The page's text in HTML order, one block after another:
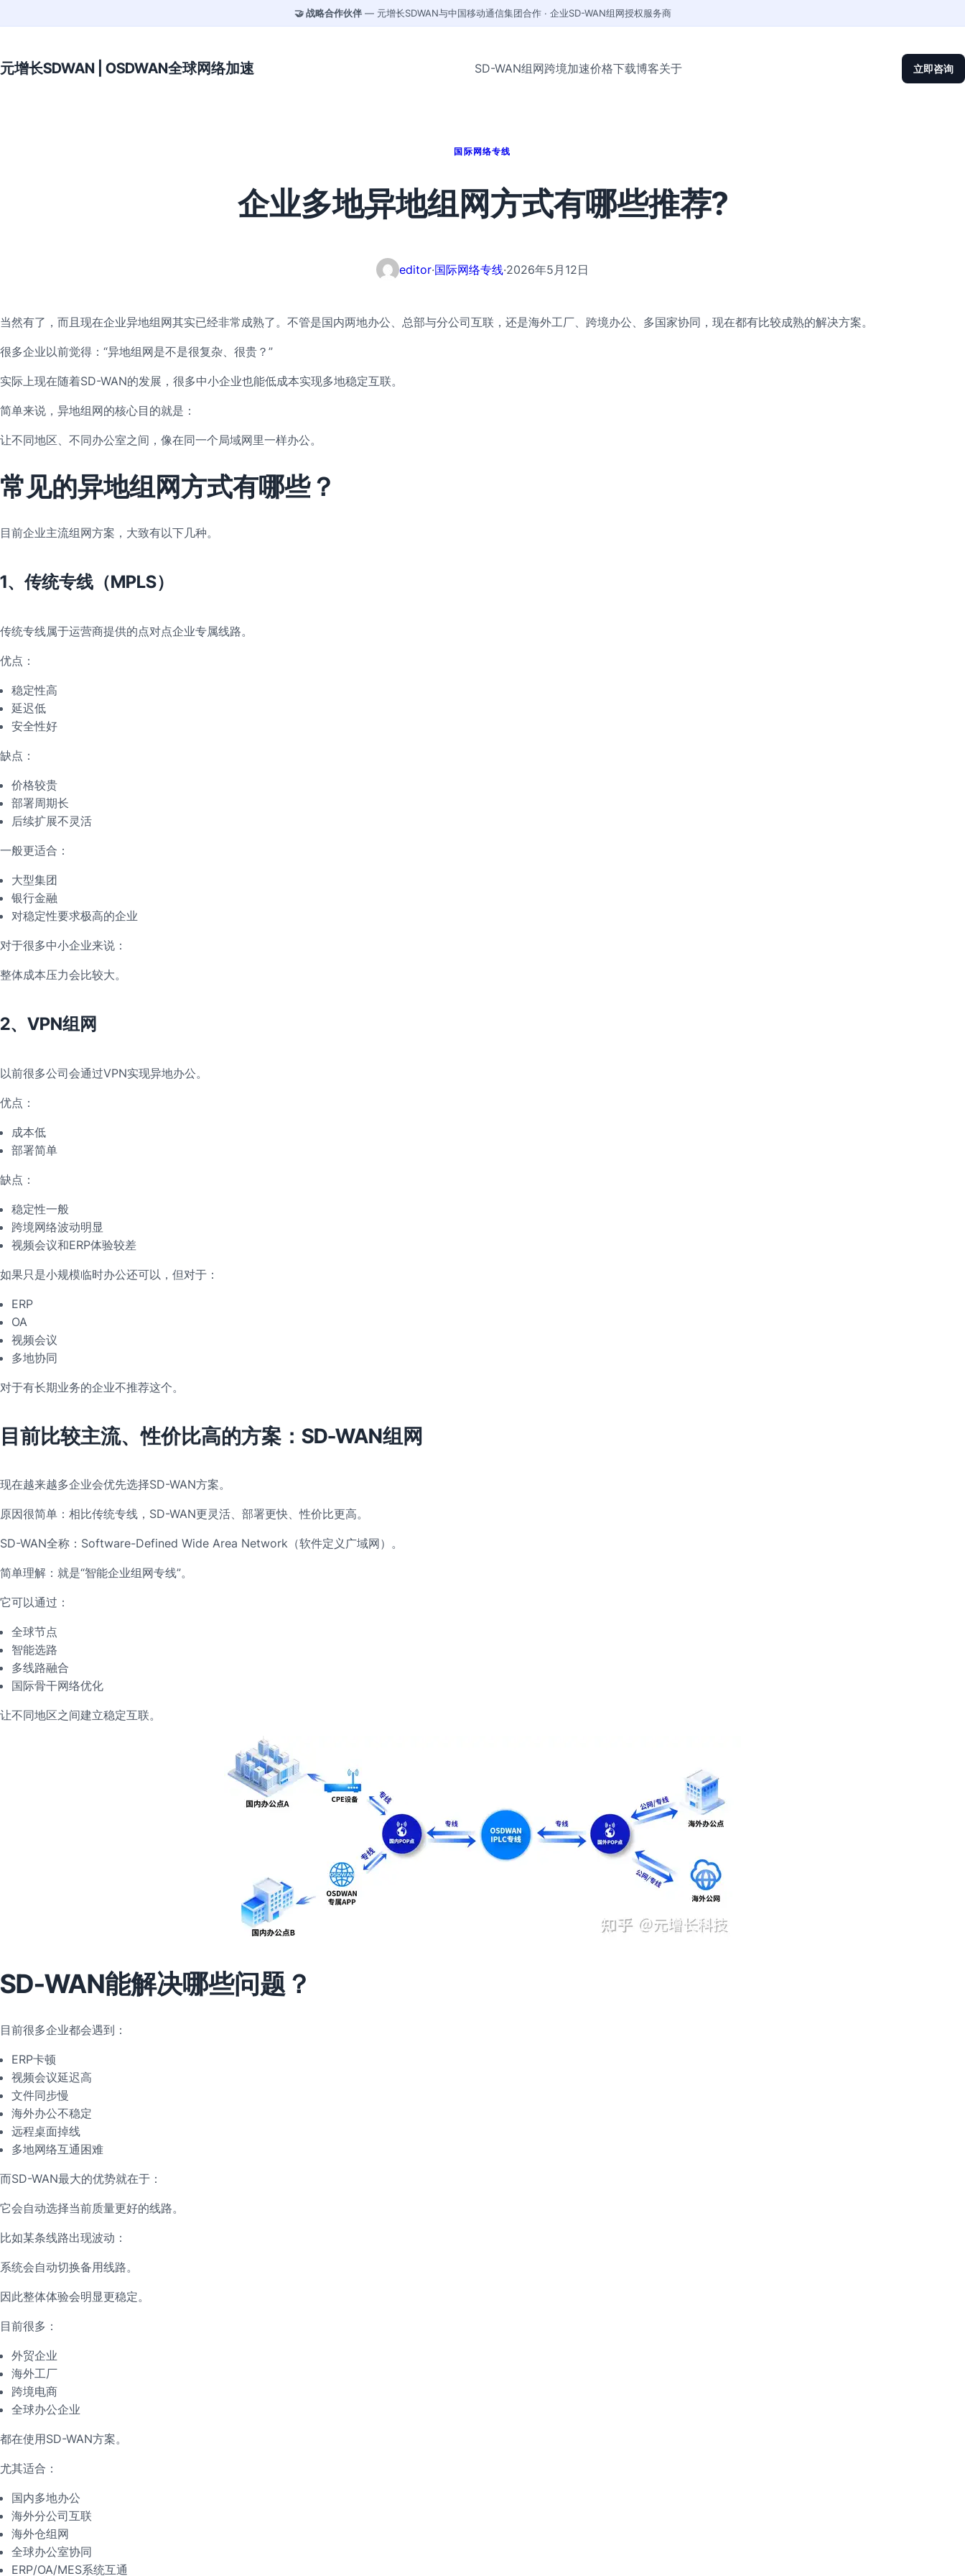
🤝 战略合作伙伴— 元增长SDWAN与中国移动通信集团合作 · 企业SD-WAN组网授权服务商
元增长SDWAN | OSDWAN全球网络加速 SD-WAN组网跨境加速价格下载博客关于 立即咨询
国际网络专线
企业多地异地组网方式有哪些推荐?
editor·国际网络专线·2026年5月12日
当然有了，而且现在企业异地组网其实已经非常成熟了。不管是国内两地办公、总部与分公司互联，还是海外工厂、跨境办公、多国家协同，现在都有比较成熟的解决方案。
很多企业以前觉得：“异地组网是不是很复杂、很贵？”
实际上现在随着SD-WAN的发展，很多中小企业也能低成本实现多地稳定互联。
简单来说，异地组网的核心目的就是：
让不同地区、不同办公室之间，像在同一个局域网里一样办公。
常见的异地组网方式有哪些？
目前企业主流组网方案，大致有以下几种。
1、传统专线（MPLS）
传统专线属于运营商提供的点对点企业专属线路。
优点：
稳定性高
延迟低
安全性好
缺点：
价格较贵
部署周期长
后续扩展不灵活
一般更适合：
大型集团
银行金融
对稳定性要求极高的企业
对于很多中小企业来说：
整体成本压力会比较大。
2、VPN组网
以前很多公司会通过VPN实现异地办公。
优点：
成本低
部署简单
缺点：
稳定性一般
跨境网络波动明显
视频会议和ERP体验较差
如果只是小规模临时办公还可以，但对于：
ERP
OA
视频会议
多地协同
对于有长期业务的企业不推荐这个。
目前比较主流、性价比高的方案：SD-WAN组网
现在越来越多企业会优先选择SD-WAN方案。
原因很简单：相比传统专线，SD-WAN更灵活、部署更快、性价比更高。
SD-WAN全称：Software-Defined Wide Area Network（软件定义广域网）。
简单理解：就是“智能企业组网专线”。
它可以通过：
全球节点
智能选路
多线路融合
国际骨干网络优化
让不同地区之间建立稳定互联。
SD-WAN能解决哪些问题？
目前很多企业都会遇到：
ERP卡顿
视频会议延迟高
文件同步慢
海外办公不稳定
远程桌面掉线
多地网络互通困难
而SD-WAN最大的优势就在于：
它会自动选择当前质量更好的线路。
比如某条线路出现波动：
系统会自动切换备用线路。
因此整体体验会明显更稳定。
目前很多：
外贸企业
海外工厂
跨境电商
全球办公企业
都在使用SD-WAN方案。
尤其适合：
国内多地办公
海外分公司互联
海外仓组网
全球办公室协同
ERP/OA/MES系统互通